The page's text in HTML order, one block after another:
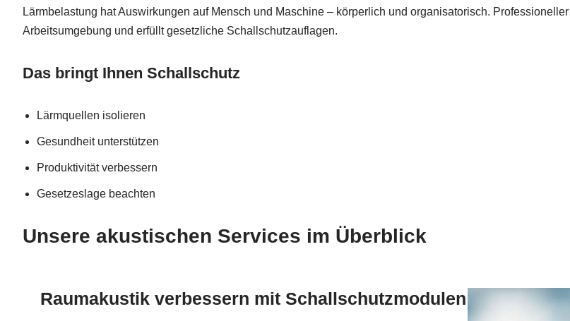
Lärmbelastung hat Auswirkungen auf Mensch und Maschine – körperlich und organisatorisch.
Arbeitsumgebung und erfüllt gesetzliche Schallschutzauflagen.
Das bringt Ihnen Schallschutz
Lärmquellen isolieren
Gesundheit unterstützen
Produktivität verbessern
Gesetzeslage beachten
Unsere akustischen Services im Überblick
Raumakustik verbessern mit Schallschutzmodulen